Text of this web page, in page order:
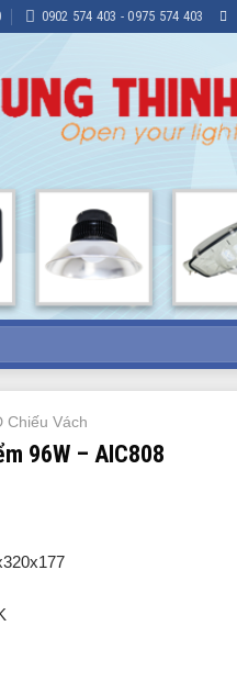
0902 574 403 - 0975 574 403
Chiếu Vách
96W – AIC808